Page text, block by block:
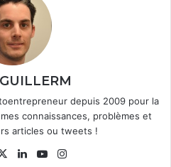
depuis 2009 pour la
connaissances, problèmes et
articles ou tweets !
X LinkedinYouTube